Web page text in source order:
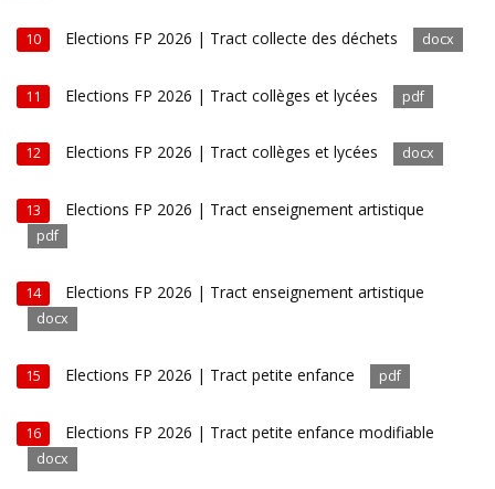
10 Elections FP 2026 | Tract collecte des déchets docx
11 Elections FP 2026 | Tract collèges et lycées pdf
12 Elections FP 2026 | Tract collèges et lycées docx
13 Elections FP 2026 | Tract enseignement artistique
pdf
14 Elections FP 2026 | Tract enseignement artistique
docx
15 Elections FP 2026 | Tract petite enfance pdf
16 Elections FP 2026 | Tract petite enfance modifiable
docx